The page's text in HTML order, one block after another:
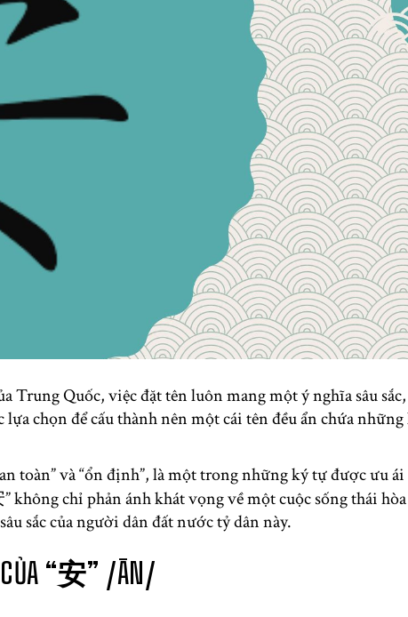
Trung Quốc, việc đặt tên luôn mang một ý nghĩa sâu
chọn để cấu thành nên một cái tên đều ẩn chứa
toàn” và “ổn định”, là một trong những ký tự được ưu
không chỉ phản ánh khát vọng về một cuộc sống thái
sắc của người dân đất nước tỷ dân này.
CỦA “安” /ĀN/